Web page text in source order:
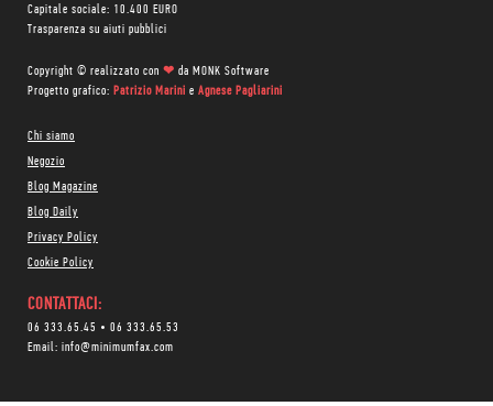
Capitale sociale: 10.400 EURO
Trasparenza su aiuti pubblici
Copyright © realizzato con ❤ da MONK Software
Progetto grafico: Patrizio Marini e Agnese Pagliarini
Chi siamo
Negozio
Blog Magazine
Blog Daily
Privacy Policy
Cookie Policy
CONTATTACI:
06 333.65.45 • 06 333.65.53
Email: info@minimumfax.com